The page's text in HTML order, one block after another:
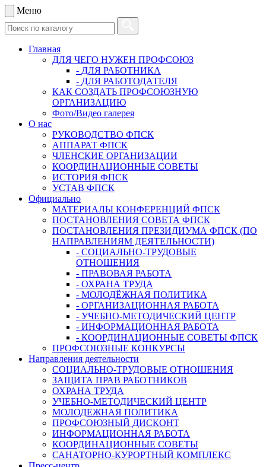
Меню
Главная
ДЛЯ ЧЕГО НУЖЕН ПРОФСОЮЗ
- ДЛЯ РАБОТНИКА
- ДЛЯ РАБОТОДАТЕЛЯ
КАК СОЗДАТЬ ПРОФСОЮЗНУЮ
ОРГАНИЗАЦИЮ
Фото/Видео галерея
О нас
РУКОВОДСТВО ФПСК
АППАРАТ ФПСК
ЧЛЕНСКИЕ ОРГАНИЗАЦИИ
КООРДИНАЦИОННЫЕ СОВЕТЫ
ИСТОРИЯ ФПСК
УСТАВ ФПСК
Официально
МАТЕРИАЛЫ КОНФЕРЕНЦИЙ ФПСК
ПОСТАНОВЛЕНИЯ СОВЕТА ФПСК
ПОСТАНОВЛЕНИЯ ПРЕЗИДИУМА ФПСК (ПО
НАПРАВЛЕНИЯМ ДЕЯТЕЛЬНОСТИ)
- СОЦИАЛЬНО-ТРУДОВЫЕ
ОТНОШЕНИЯ
- ПРАВОВАЯ РАБОТА
- ОХРАНА ТРУДА
- МОЛОДЁЖНАЯ ПОЛИТИКА
- ОРГАНИЗАЦИОННАЯ РАБОТА
- УЧЕБНО-МЕТОДИЧЕСКИЙ ЦЕНТР
- ИНФОРМАЦИОННАЯ РАБОТА
- КООРДИНАЦИОННЫЕ СОВЕТЫ ФПСК
ПРОФСОЮЗНЫЕ КОНКУРСЫ
Направления деятельности
СОЦИАЛЬНО-ТРУДОВЫЕ ОТНОШЕНИЯ
ЗАЩИТА ПРАВ РАБОТНИКОВ
ОХРАНА ТРУДА
УЧЕБНО-МЕТОДИЧЕСКИЙ ЦЕНТР
МОЛОДЕЖНАЯ ПОЛИТИКА
ПРОФСОЮЗНЫЙ ДИСКОНТ
ИНФОРМАЦИОННАЯ РАБОТА
КООРДИНАЦИОННЫЕ СОВЕТЫ
САНАТОРНО-КУРОРТНЫЙ КОМПЛЕКС